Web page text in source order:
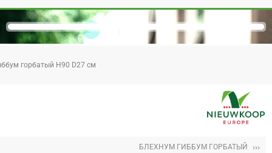
горбатый H90 D27 см
БЛЕХНУМ ГИББУМ ГОРБАТЫЙ ›››